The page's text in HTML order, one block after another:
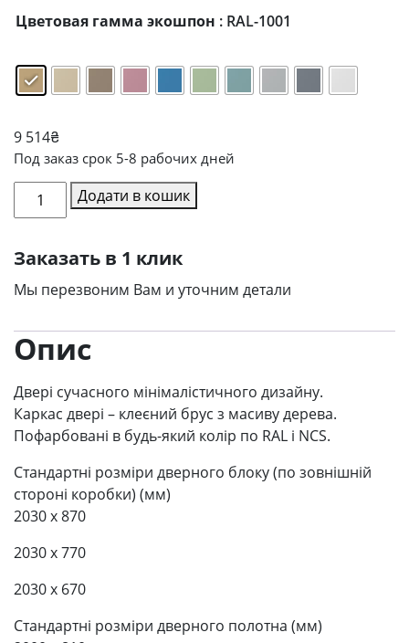
8
9
Цветовая гамма экошпон : RAL-1001
9 514₴
Под заказ срок 5-8 рабочих дней
Міжкімнатні
двері
кількість
Додати в кошик
Заказать в 1 клик
Мы перезвоним Вам и уточним детали
Опис
Двері сучасного мінімалістичного дизайну.
Каркас двері – клеєний брус з масиву дерева.
Пофарбовані в будь-який колір по RAL і NCS.
Стандартні розміри дверного блоку (по зовнішній
стороні коробки) (мм)
2030 x 870
2030 x 770
2030 x 670
Стандартні розміри дверного полотна (мм)